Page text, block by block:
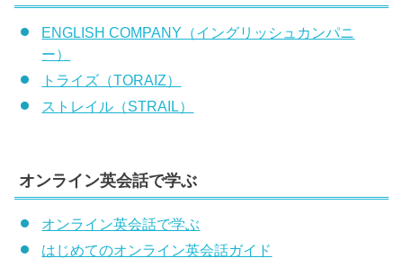
ENGLISH COMPANY（イングリッシュカンパニ
ー）
トライズ（TORAIZ）
ストレイル（STRAIL）
オンライン英会話で学ぶ
オンライン英会話で学ぶ
はじめてのオンライン英会話ガイド